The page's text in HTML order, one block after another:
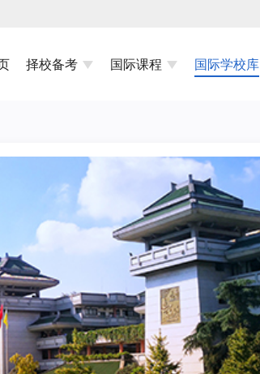
择校备考 国际课程 国际学校库